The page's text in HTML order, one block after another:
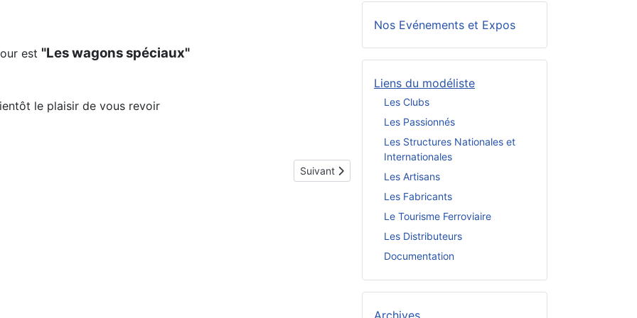
"Les wagons spéciaux"
vous revoir
Article suivant : Tables d'HOtes du 23 janvier 2025
Suivant
Nos Evénements et Expos
Liens du modéliste
Les Clubs
Les Passionnés
Les Structures Nationales et
Internationales
Les Artisans
Les Fabricants
Le Tourisme Ferroviaire
Les Distributeurs
Documentation